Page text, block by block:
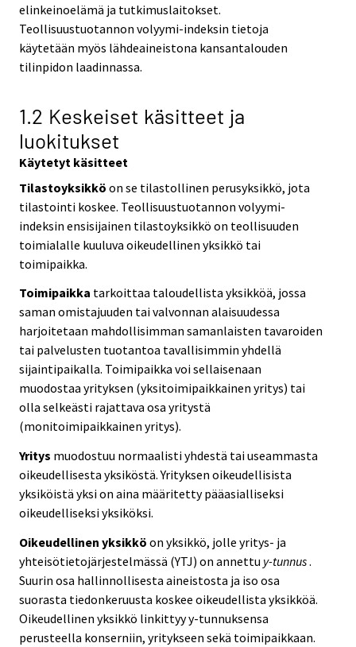
elinkeinoelämä ja tutkimuslaitokset.
Teollisuustuotannon volyymi-indeksin tietoja
käytetään myös lähdeaineistona kansantalouden
tilinpidon laadinnassa.
1.2 Keskeiset käsitteet ja
luokitukset
Käytetyt käsitteet
Tilastoyksikkö on se tilastollinen perusyksikkö, jota
tilastointi koskee. Teollisuustuotannon volyymi-
indeksin ensisijainen tilastoyksikkö on teollisuuden
toimialalle kuuluva oikeudellinen yksikkö tai
toimipaikka.
Toimipaikka tarkoittaa taloudellista yksikköä, jossa
saman omistajuuden tai valvonnan alaisuudessa
harjoitetaan mahdollisimman samanlaisten tavaroiden
tai palvelusten tuotantoa tavallisimmin yhdellä
sijaintipaikalla. Toimipaikka voi sellaisenaan
muodostaa yrityksen (yksitoimipaikkainen yritys) tai
olla selkeästi rajattava osa yritystä
(monitoimipaikkainen yritys).
Yritys muodostuu normaalisti yhdestä tai useammasta
oikeudellisesta yksiköstä. Yrityksen oikeudellisista
yksiköistä yksi on aina määritetty pääasialliseksi
oikeudelliseksi yksiköksi.
Oikeudellinen yksikkö on yksikkö, jolle yritys- ja
yhteisötietojärjestelmässä (YTJ) on annettu y-tunnus.
Suurin osa hallinnollisesta aineistosta ja iso osa
suorasta tiedonkeruusta koskee oikeudellista yksikköä.
Oikeudellinen yksikkö linkittyy y-tunnuksensa
perusteella konserniin, yritykseen sekä toimipaikkaan.